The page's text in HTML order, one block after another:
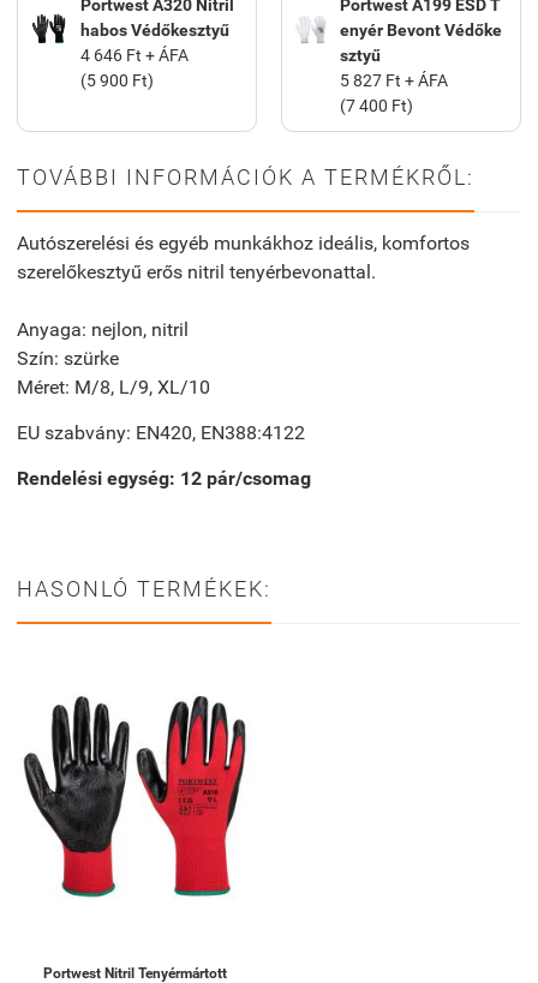
Portwest A320 Nitril
habos Védőkesztyű
4 646 Ft + ÁFA
(5 900 Ft)
Portwest A199 ESD T
enyér Bevont Védőke
sztyű
5 827 Ft + ÁFA
(7 400 Ft)
TOVÁBBI INFORMÁCIÓK A TERMÉKRŐL:
Autószerelési és egyéb munkákhoz ideális, komfortos
szerelőkesztyű erős nitril tenyérbevonattal.
Anyaga: nejlon, nitril
Szín: szürke
Méret: M/8, L/9, XL/10
EU szabvány: EN420, EN388:4122
Rendelési egység: 12 pár/csomag
HASONLÓ TERMÉKEK:
Portwest Nitril Tenyérmártott